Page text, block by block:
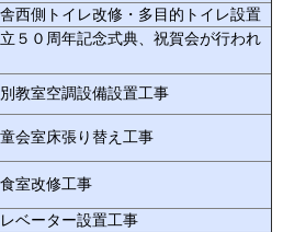
西側トイレ改修・多目的トイレ設置
５０周年記念式典、祝賀会が行われ
教室空調設備設置工事
会室床張り替え工事
室改修工事
ベーター設置工事